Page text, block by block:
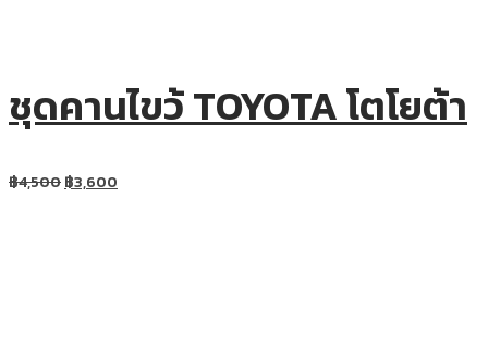
ชุดคานไขว้ TOYOTA โตโยต้า
฿4,500฿3,600